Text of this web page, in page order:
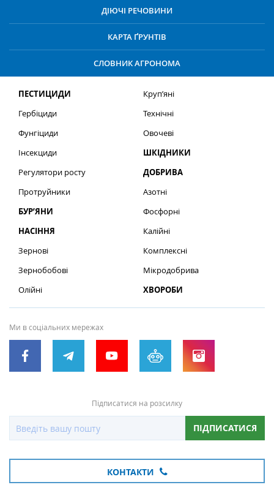
ДІЮЧІ РЕЧОВИНИ
КАРТА ҐРУНТІВ
СЛОВНИК АГРОНОМА
ПЕСТИЦИДИ
Гербіциди
Фунгіциди
Інсекциди
Регулятори росту
Протруйники
БУР’ЯНИ
НАСІННЯ
Зернові
Зернобобові
Олійні
Круп’яні
Технічні
Овочеві
ШКІДНИКИ
ДОБРИВА
Азотні
Фосфорні
Калійні
Комплексні
Мікродобрива
ХВОРОБИ
Ми в соціальних мережах
Підписатися на розсилку
ПІДПИСАТИСЯ
КОНТАКТИ